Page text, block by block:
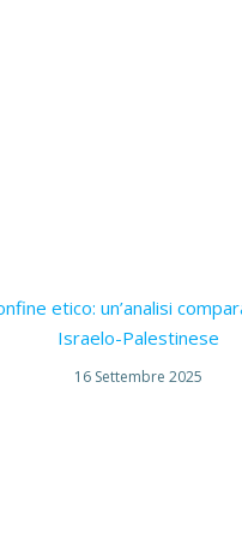
etico: un’analisi
Israelo-Palestinese
16 Settembre 2025